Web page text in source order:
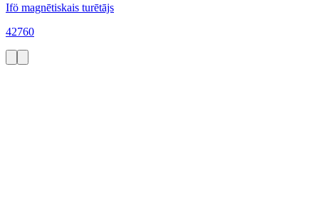
Ifö magnētiskais turētājs
42760